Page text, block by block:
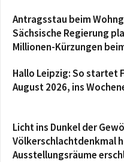
Antragsstau beim
Sächsische Regierung
Millionen-Kürzungen
Hallo Leipzig: So startet
August 2026, ins
Licht ins Dunkel der
Völkerschlachtdenkmal
Ausstellungsräume